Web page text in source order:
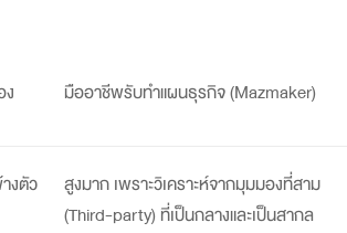
มืออาชีพรับทำแผนธุรกิจ(Mazmaker)
งตัว
สูงมาก เพราะวิเคราะห์จากมุมมองที่สาม
(Third-party) ที่เป็นกลางและเป็นสากล